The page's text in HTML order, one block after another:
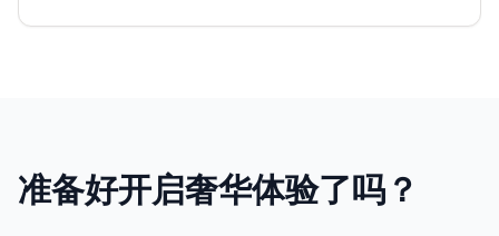
准备好开启奢华体验了吗？